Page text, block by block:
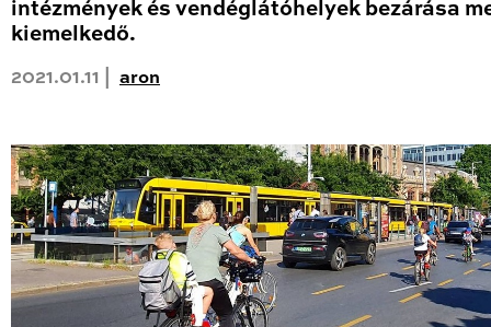
intézmények és vendéglátóhelyek bezárása
kiemelkedő.
2021.01.11 | aron